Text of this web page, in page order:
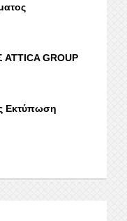
GROUP
Εκτύπωση